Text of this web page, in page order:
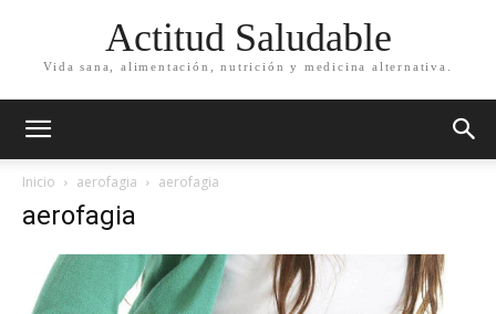
Actitud Saludable
Vida sana, alimentación, nutrición y medicina alternativa.
Inicio aerofagia aerofagia
aerofagia